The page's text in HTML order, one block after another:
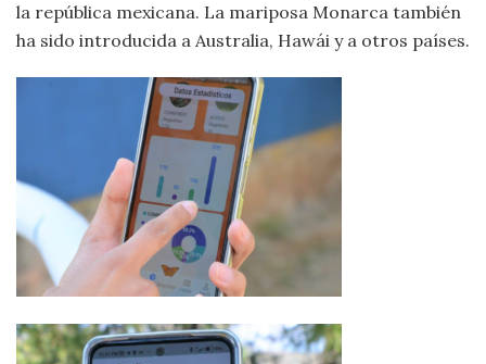
la república mexicana. La mariposa Monarca también
ha sido introducida a Australia, Hawái y a otros países.